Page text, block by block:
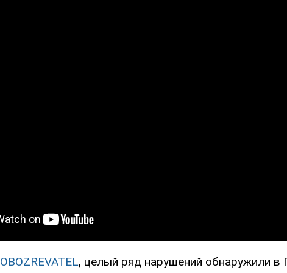
OBOZREVATEL, целый ряд нарушений обнаружили в